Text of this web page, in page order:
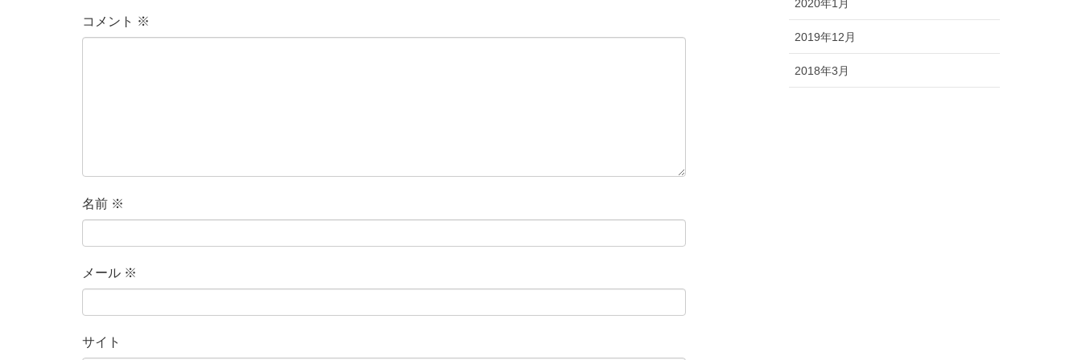
コメント ※
名前 ※
メール ※
サイト
2020年1月
2019年12月
2018年3月